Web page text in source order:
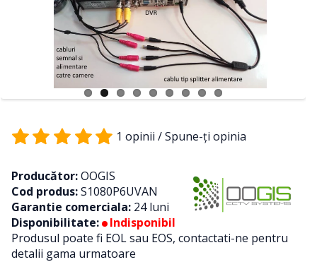
1 opinii /Spune-ţi opinia
Producător:OOGIS
Cod produs:S1080P6UVAN
Garantie comerciala: 24 luni
Disponibilitate:
Indisponibil
Produsul poate fi EOL sau EOS, contactati-ne pentru
detalii gama urmatoare